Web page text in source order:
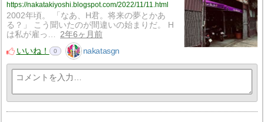
https://nakatakiyoshi.blogspot.com/2022/11/11.html
2002年頃。 「なあ、H君。将来の夢とかあ
る？」 こう聞いたのが間違いの始まりだ。 H
は私が雇っ…
2年6ヶ月前
いいね！
0 nakatasgn